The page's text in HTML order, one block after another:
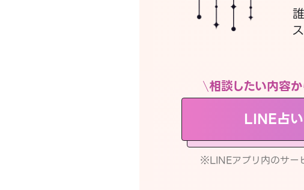
相談したい内容
LINE占
※LINEアプリ内のサー